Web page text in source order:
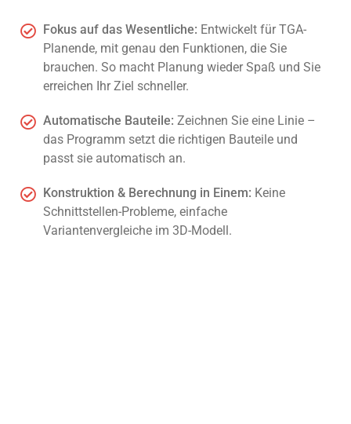
Fokus auf das Wesentliche: Entwickelt für TGA-
Planende, mit genau den Funktionen, die Sie
brauchen. So macht Planung wieder Spaß und Sie
erreichen Ihr Ziel schneller.
Automatische Bauteile: Zeichnen Sie eine Linie –
das Programm setzt die richtigen Bauteile und
passt sie automatisch an.
Konstruktion & Berechnung in Einem: Keine
Schnittstellen-Probleme, einfache
Variantenvergleiche im 3D-Modell.